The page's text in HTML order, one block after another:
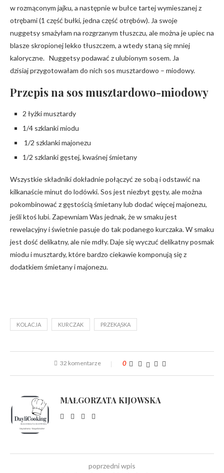
w rozmąconym jajku, a następnie w bułce tartej wymieszanej z
otrębami (1 część bułki, jedna część otrębów). Ja swoje
nuggetsy smażyłam na rozgrzanym tłuszczu, ale można je upiec na
blasze skropionej lekko tłuszczem, a wtedy staną się mniej
kaloryczne. Nuggetsy podawać z ulubionym sosem. Ja
dzisiaj przygotowałam do nich sos musztardowo – miodowy.
Przepis na sos musztardowo-miodowy
2 łyżki musztardy
1/4 szklanki miodu
1/2 szklanki majonezu
1/2 szklanki gęstej, kwaśnej śmietany
Wszystkie składniki dokładnie połączyć ze sobą i odstawić na
kilkanaście minut do lodówki. Sos jest niezbyt gęsty, ale można
pokombinować z gęstością śmietany lub dodać więcej majonezu,
jeśli ktoś lubi. Zapewniam Was jednak, że w smaku jest
rewelacyjny i świetnie pasuje do tak podanego kurczaka. W smaku
jest dość delikatny, ale nie mdły. Daje się wyczuć delikatny posmak
miodu i musztardy, które bardzo ciekawie komponują się z
dodatkiem śmietany i majonezu.
KOLACJA KURCZAK PRZEKĄSKA
32 komentarze 0
MAŁGORZATA KIJOWSKA
poprzedni wpis